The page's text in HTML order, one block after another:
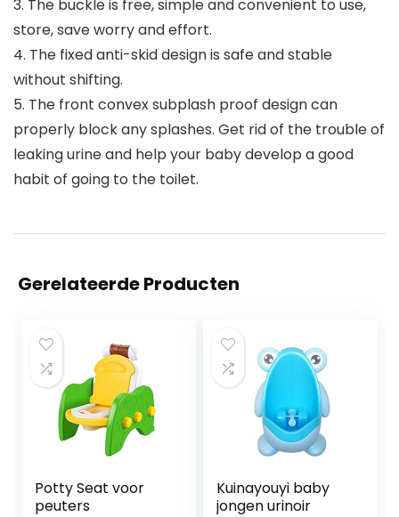
3. The buckle is free, simple and convenient to use,
store, save worry and effort.
4. The fixed anti-skid design is safe and stable
without shifting.
5. The front convex subplash proof design can
properly block any splashes. Get rid of the trouble of
leaking urine and help your baby develop a good
habit of going to the toilet.
Gerelateerde Producten
Potty Seat voor
peuters
Kuinayouyi baby
jongen urinoir